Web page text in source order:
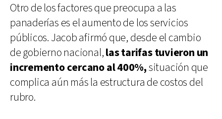
Otro de los factores que preocupa a las
panaderías es el aumento de los servicios
públicos. Jacob afirmó que, desde el cambio
de gobierno nacional,las tarifas tuvieron un
incremento cercano al 400%,situación que
complica aún más la estructura de costos del
rubro.